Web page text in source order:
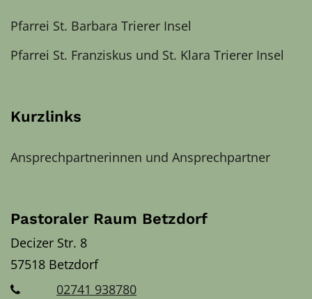
Pfarrei St. Barbara Trierer Insel
Pfarrei St. Franziskus und St. Klara Trierer Insel
Kurzlinks
Ansprechpartnerinnen und Ansprechpartner
Pastoraler Raum Betzdorf
Decizer Str. 8
57518 Betzdorf
02741 938780